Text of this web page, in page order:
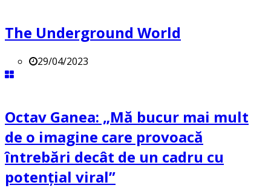
The Underground World
29/04/2023
Octav Ganea: „Mă bucur mai mult
de o imagine care provoacă
întrebări decât de un cadru cu
potenţial viral”